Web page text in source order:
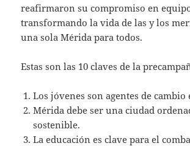
reafirmaron su compromiso en
transformando la vida de las y los
una sola Mérida para todos.
Estas son las 10 claves de la
Los jóvenes son agentes de cambio
Mérida debe ser una ciudad
sostenible.
La educación es clave para el